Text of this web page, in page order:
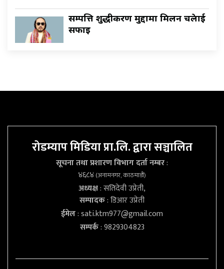
सम्पत्ति शुद्धीकरण मुद्दामा मिलन चक्रेलाई
सफाइ
रोडम्याप मिडिया प्रा.लि. द्वारा सञ्चालित
सूचना तथा प्रशारण विभाग दर्ता नम्बर:
४६८४(अनामनगर, काठमाडौं)
अध्यक्ष: सतिदेवी उप्रेती,
सम्पादक: डिआर उप्रेती
ईमेल:sati.ktm977@gmail.com
सम्पर्क: 9829304823